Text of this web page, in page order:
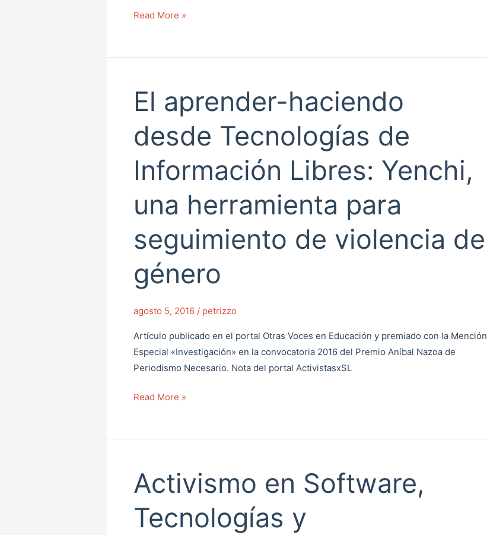
Read More »
El aprender-haciendo
desde Tecnologías de
Información Libres: Yenchi,
una herramienta para
seguimiento de violencia de
género
agosto 5, 2016 / petrizzo
Artículo publicado en el portal Otras Voces en Educación y premiado con la Mención
Especial «Investigación» en la convocatoria 2016 del Premio Aníbal Nazoa de
Periodismo Necesario. Nota del portal ActivistasxSL
El
aprender-
haciendo
desde
Libres:
una
herramienta
para
seguimiento
violencia
de
género
Read More »
Activismo en Software,
Tecnologías y
Activismo
en
Software,
Tecnologías